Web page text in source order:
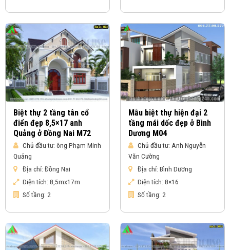
Biệt thự 2 tầng tân cổ
điển đẹp 8,5×17 anh
Quảng ở Đồng Nai M72
Chủ đầu tư: ông Phạm Minh
Quảng
Địa chỉ: Đồng Nai
Diện tích: 8,5mx17m
Số tầng: 2
Mẫu biệt thự hiện đại 2
tầng mái dốc đẹp ở Bình
Dương M04
Chủ đầu tư: Anh Nguyễn
Văn Cường
Địa chỉ: Bình Dương
Diện tích: 8×16
Số tầng: 2